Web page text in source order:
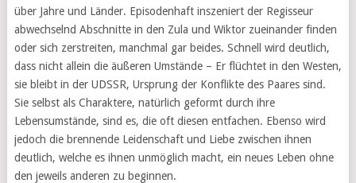
über Jahre und Länder. Episodenhaft inszeniert der Regisseur
abwechselnd Abschnitte in den Zula und Wiktor zueinander finden
oder sich zerstreiten, manchmal gar beides. Schnell wird deutlich,
dass nicht allein die äußeren Umstände – Er flüchtet in den Westen,
sie bleibt in der UDSSR, Ursprung der Konflikte des Paares sind.
Sie selbst als Charaktere, natürlich geformt durch ihre
Lebensumstände, sind es, die oft diesen entfachen. Ebenso wird
jedoch die brennende Leidenschaft und Liebe zwischen ihnen
deutlich, welche es ihnen unmöglich macht, ein neues Leben ohne
den jeweils anderen zu beginnen.